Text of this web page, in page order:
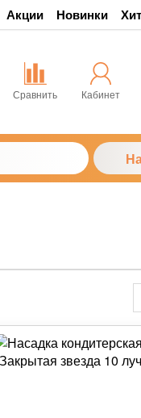
Акции Новинки
Сравнить Кабинет